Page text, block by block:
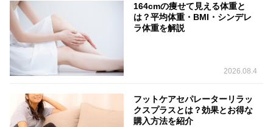
164cmの痩せて見える体重と
は？平均体重・BMI・シンデレ
ラ体重を解説
2026.08.4
フットケアセパレーターリラッ
クスプラスとは？効果とお得な
購入方法を紹介